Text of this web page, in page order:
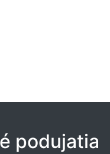
podujatia